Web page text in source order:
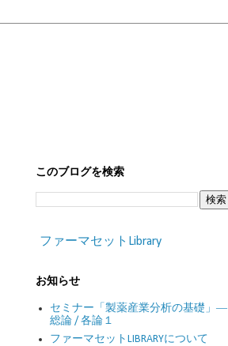
このブログを検索
ファーマセットLibrary
お知らせ
セミナー「製薬産業分析の基礎」―
総論 / 各論１
ファーマセットLIBRARYについて